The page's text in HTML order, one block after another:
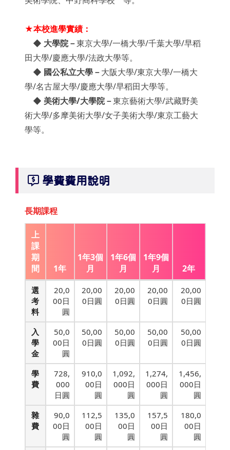
★本校進學實績：
◆ 大學院－東京大學/一橋大學/千葉大學/早稻
田大學/慶應大學/法政大學等。
◆ 國公私立大學－大阪大學/東京大學/一橋大
學/名古屋大學/慶應大學/早稻田大學等。
◆ 美術大學/大學院－東京藝術大學/武藏野美
術大學/多摩美術大學/女子美術大學/東京工藝大
學等。
學費費用說明
長期課程
上
課
期
間
1年
1年3個
月
1年6個
月
1年9個
月
2年
選
考
料
20,0
00日
圓
20,00
0日圓
20,00
0日圓
20,00
0日圓
20,00
0日圓
入
學
金
50,0
00日
圓
50,00
0日圓
50,00
0日圓
50,00
0日圓
50,00
0日圓
學
費
728,
000
日圓
910,0
00日
圓
1,092,
000日
圓
1,274,
000日
圓
1,456,
000日
圓
雜
費
90,0
00日
圓
112,5
00日
圓
135,0
00日
圓
157,5
00日
圓
180,0
00日
圓